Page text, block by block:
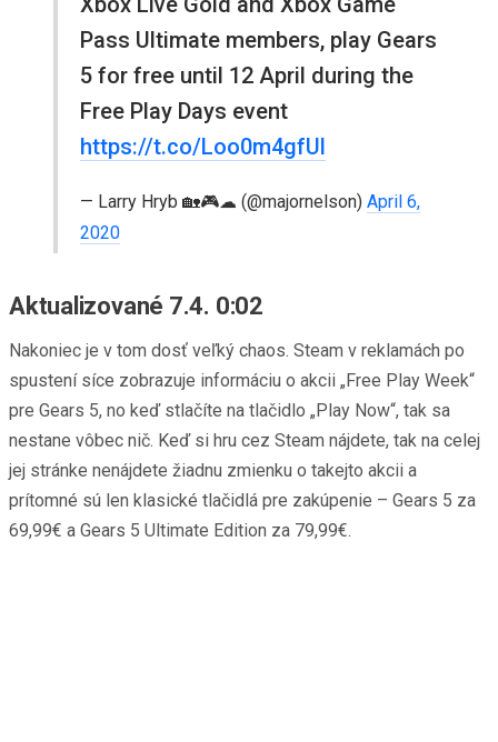
Pass Ultimate members, play Gears
5 for free until 12 April during the
Free Play Days event
https://t.co/Loo0m4gfUl
— Larry Hryb 🏡🎮☁ (@majornelson) April 6,
2020
Aktualizované 7.4. 0:02
Nakoniec je v tom dosť veľký chaos. Steam v reklamách po
spustení síce zobrazuje informáciu o akcii „Free Play Week“
pre Gears 5, no keď stlačíte na tlačidlo „Play Now“, tak sa
nestane vôbec nič. Keď si hru cez Steam nájdete, tak na celej
jej stránke nenájdete žiadnu zmienku o takejto akcii a
prítomné sú len klasické tlačidlá pre zakúpenie – Gears 5 za
69,99€ a Gears 5 Ultimate Edition za 79,99€.